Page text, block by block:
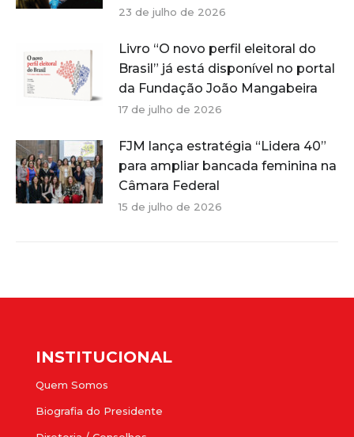
23 de julho de 2026
Livro “O novo perfil eleitoral do
Brasil” já está disponível no portal
da Fundação João Mangabeira
17 de julho de 2026
FJM lança estratégia “Lidera 40”
para ampliar bancada feminina na
Câmara Federal
15 de julho de 2026
INSTITUCIONAL
Quem Somos
Biografia do Presidente